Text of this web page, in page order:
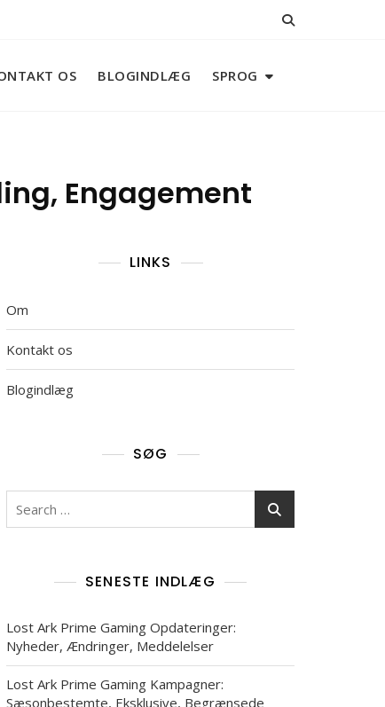
OS BLOGINDLÆG SPROG
Engagement
LINKS
Om
Kontakt os
Blogindlæg
SØG
Search
SENESTE INDLÆG
Lost Ark Prime Gaming Opdateringer:
Nyheder, Ændringer, Meddelelser
Lost Ark Prime Gaming Kampagner:
Sæsonbestemte, Eksklusive, Begrænsede